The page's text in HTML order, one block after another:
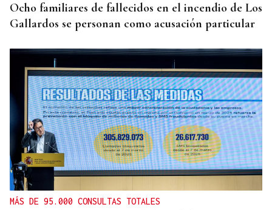
Ocho familiares de fallecidos en el incendio de Los
Gallardos se personan como acusación particular
MÁS DE 95.000 CONSULTAS TOTALES